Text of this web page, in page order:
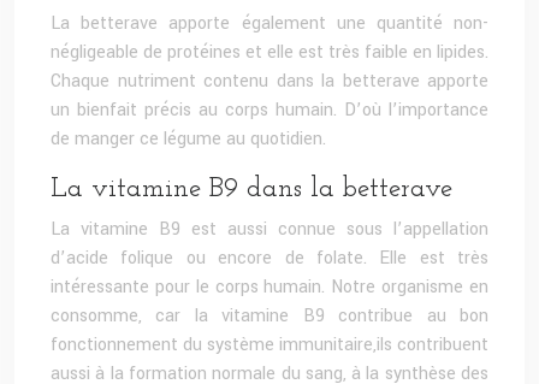
La betterave apporte également une quantité non-
négligeable de protéines et elle est très faible en lipides.
Chaque nutriment contenu dans la betterave apporte
un bienfait précis au corps humain. D’où l’importance
de manger ce légume au quotidien.
La vitamine B9 dans la betterave
La vitamine B9 est aussi connue sous l’appellation
d’acide folique ou encore de folate. Elle est très
intéressante pour le corps humain. Notre organisme en
consomme, car la vitamine B9 contribue au bon
fonctionnement du système immunitaire,ils contribuent
aussi à la formation normale du sang, à la synthèse des